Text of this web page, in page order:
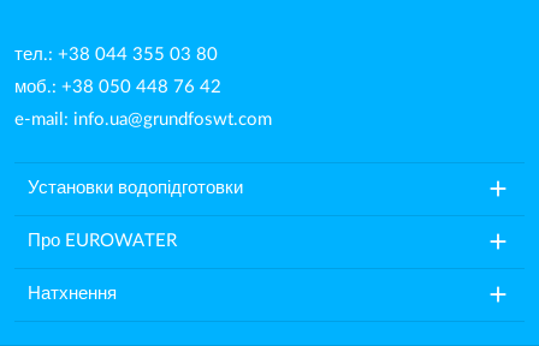
тел.: +38 044 355 03 80
моб.: +38 050 448 76 42
e-mail: info.ua@grundfoswt.com
Установки водопідготовки add
Про EUROWATER add
Натхнення add